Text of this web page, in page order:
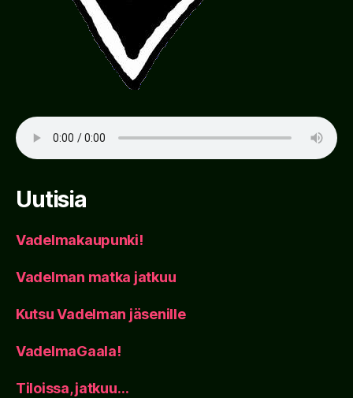
Uutisia
Vadelmakaupunki!
Vadelman matka jatkuu
Kutsu Vadelman jäsenille
VadelmaGaala!
Tiloissa, jatkuu…